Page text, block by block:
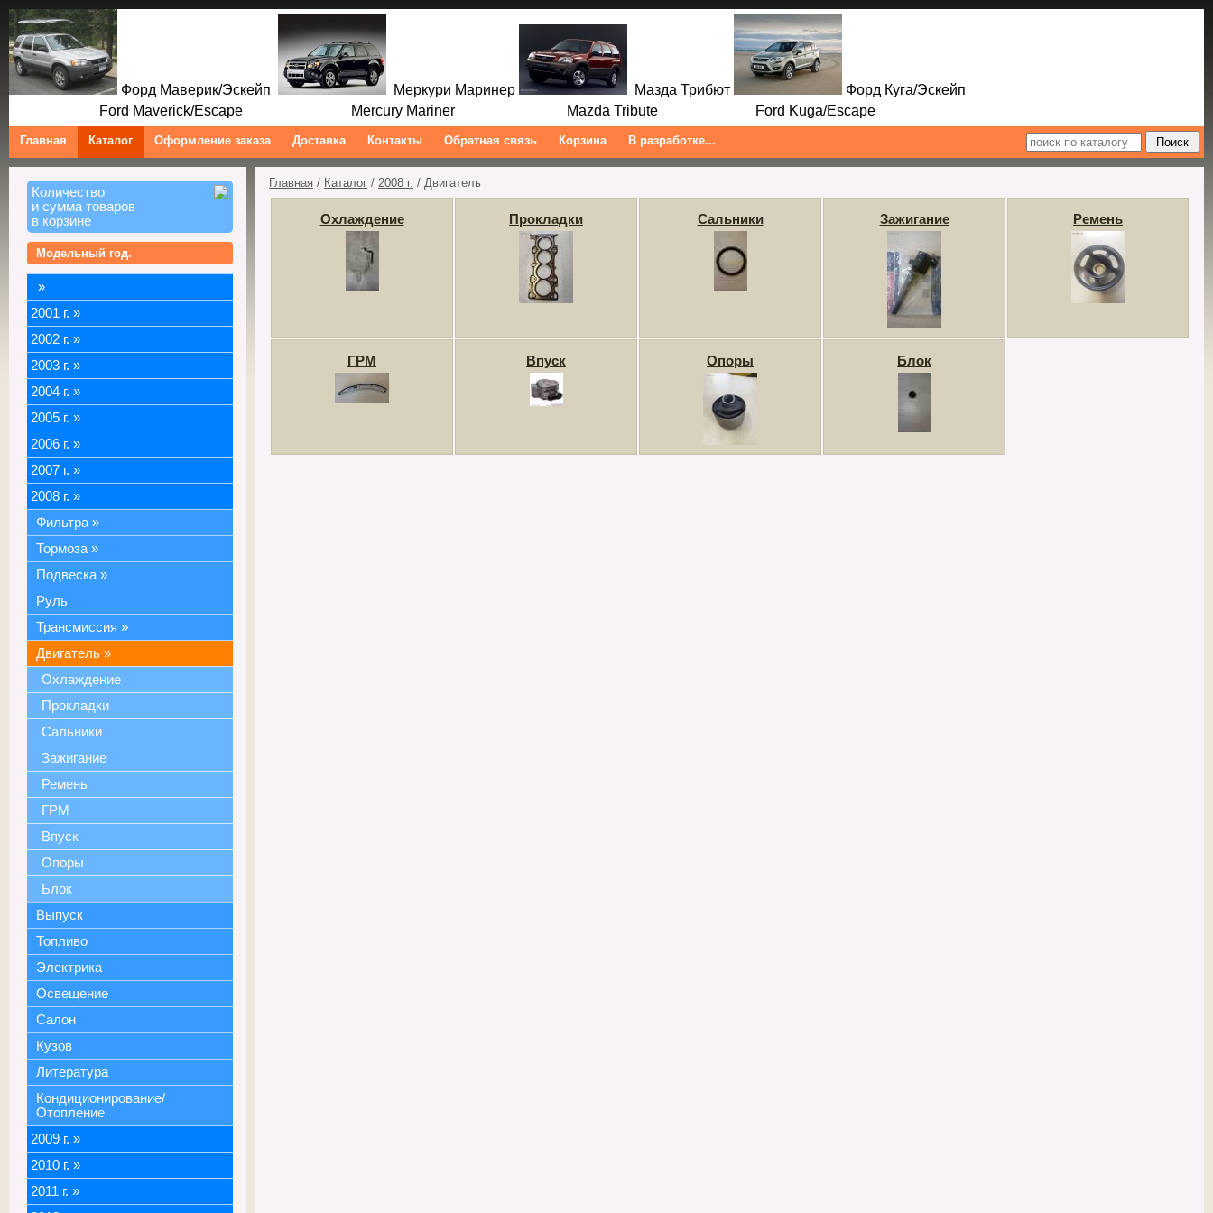
Форд Маверик/Эскейп Меркури Маринер Мазда Трибют
Форд Куга/Эскейп
Ford Maverick/Escape Mercury Mariner Mazda Tribute Ford Kuga/Escape
Главная Каталог Оформление заказа Доставка Контакты Обратная связь Корзина В разработке...
Количество
и сумма товаров
в корзине
Модельный год.
»
2001 г. »
2002 г. »
2003 г. »
2004 г. »
2005 г. »
2006 г. »
2007 г. »
2008 г. »
Фильтра »
Тормоза »
Подвеска »
Руль
Трансмиссия »
Двигатель »
Охлаждение
Прокладки
Сальники
Зажигание
Ремень
ГРМ
Впуск
Опоры
Блок
Выпуск
Топливо
Электрика
Освещение
Салон
Кузов
Литература
Кондиционирование/
Отопление
2009 г. »
2010 г. »
2011 г. »
Главная / Каталог / 2008 г. / Двигатель
Охлаждение Прокладки Сальники Зажигание Ремень
ГРМ Впуск Опоры Блок